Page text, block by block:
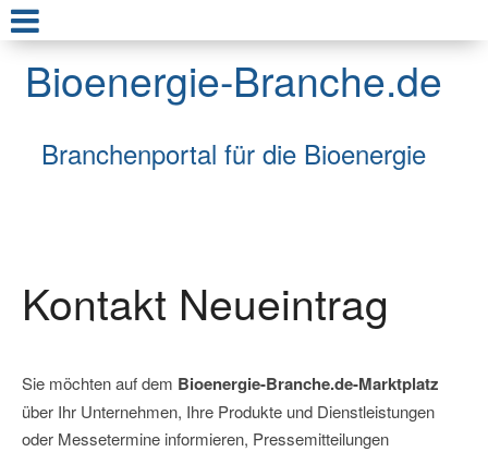
Bioenergie-Branche.de
Branchenportal für die Bioenergie
Kontakt Neueintrag
Sie möchten auf dem Bioenergie-Branche.de-Marktplatz
über Ihr Unternehmen, Ihre Produkte und Dienstleistungen
oder Messetermine informieren, Pressemitteilungen